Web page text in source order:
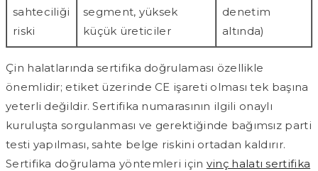
sahteciliği
riski
segment, yüksek
küçük üreticiler
denetim
altında)
Çin halatlarında sertifika doğrulaması özellikle
önemlidir; etiket üzerinde CE işareti olması tek başına
yeterli değildir. Sertifika numarasının ilgili onaylı
kuruluşta sorgulanması ve gerektiğinde bağımsız parti
testi yapılması, sahte belge riskini ortadan kaldırır.
Sertifika doğrulama yöntemleri için vinç halatı sertifika